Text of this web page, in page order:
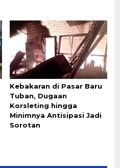
Kebakaran di Pasar Baru
Tuban, Dugaan
Korsleting hingga
Minimnya Antisipasi Jadi
Sorotan